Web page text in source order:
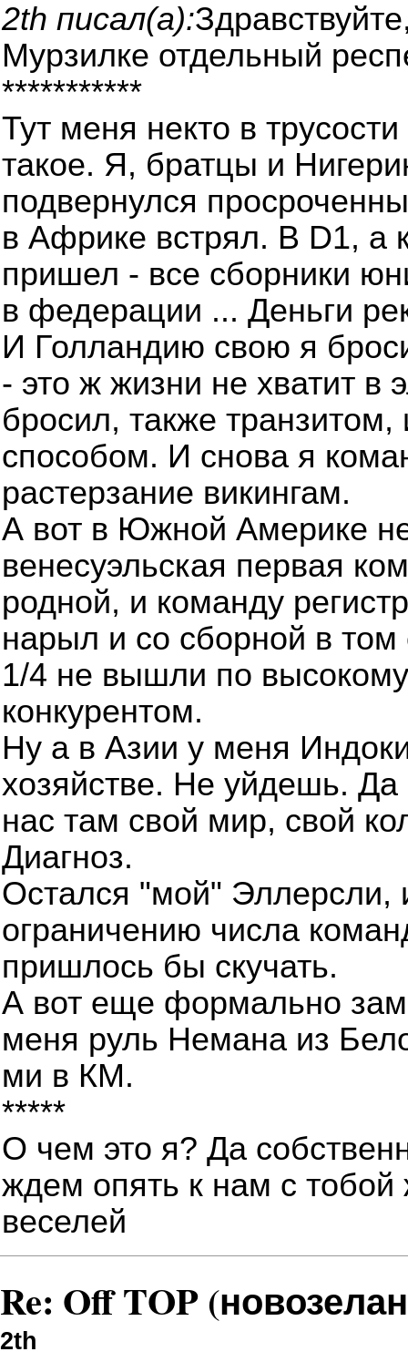
2th писал(а):
Мурзилке отдельный
***********
Тут меня некто в
такое. Я, братцы и
подвернулся
в Африке встрял. В D1, а
пришел - все сборники
в федерации ... Деньги
И Голландию свою я
- это ж жизни не хватит в
бросил, также
способом. И снова я
растерзание викингам.
А вот в Южной Америке
венесуэльская первая
родной, и команду
нарыл и со сборной в
1/4 не вышли по высокому
конкурентом.
Ну а в Азии у меня
хозяйстве. Не уйдешь. Да
нас там свой мир, свой
Диагноз.
Остался "мой" Эллерсли,
ограничению числа
пришлось бы скучать.
А вот еще формально
меня руль Немана из
ми в КМ.
*****
О чем это я? Да
ждем опять к нам с
веселей
Re: Off TOP
2th